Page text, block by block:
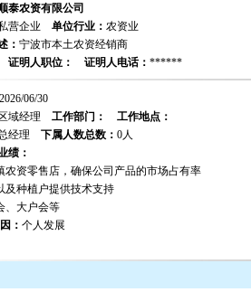
泰农资有限公司
营企业 单位行业： 农资业
： 宁波市本土农资经销商
证明人职位： 证明人电话： ******
06/30
区域经理 工作部门：
工作地点：
经理 下属人数总数： 0人
绩：
农资零售店，确保公司产品的市场占有率
及种植户提供技术支持
、大户会等
： 个人发展